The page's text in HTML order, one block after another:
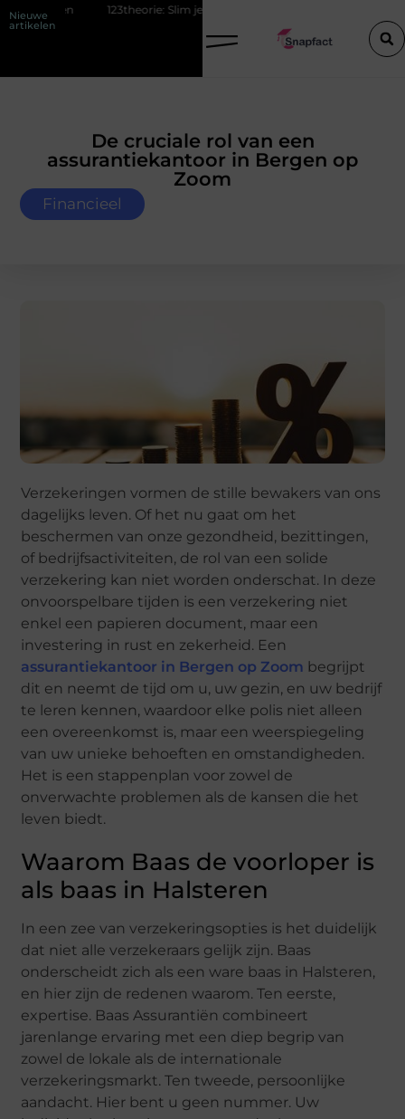
Nieuwe
artikelen
123theorie: Slim je theorie halen zonder eindeloos blokken
De cruciale rol van een
assurantiekantoor in Bergen op
Zoom
Financieel
Verzekeringen vormen de stille bewakers van ons
dagelijks leven. Of het nu gaat om het
beschermen van onze gezondheid, bezittingen,
of bedrijfsactiviteiten, de rol van een solide
verzekering kan niet worden onderschat. In deze
onvoorspelbare tijden is een verzekering niet
enkel een papieren document, maar een
investering in rust en zekerheid. Een
assurantiekantoor in Bergen op Zoom begrijpt
dit en neemt de tijd om u, uw gezin, en uw bedrijf
te leren kennen, waardoor elke polis niet alleen
een overeenkomst is, maar een weerspiegeling
van uw unieke behoeften en omstandigheden.
Het is een stappenplan voor zowel de
onverwachte problemen als de kansen die het
leven biedt.
Waarom Baas de voorloper is
als baas in Halsteren
In een zee van verzekeringsopties is het duidelijk
dat niet alle verzekeraars gelijk zijn. Baas
onderscheidt zich als een ware baas in Halsteren,
en hier zijn de redenen waarom. Ten eerste,
expertise. Baas Assurantiën combineert
jarenlange ervaring met een diep begrip van
zowel de lokale als de internationale
verzekeringsmarkt. Ten tweede, persoonlijke
aandacht. Hier bent u geen nummer. Uw